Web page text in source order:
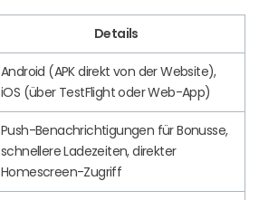
Details
Android (APK direkt von der Website),
iOS (über TestFlight oder Web-App)
Push-Benachrichtigungen für Bonusse,
schnellere Ladezeiten, direkter
Homescreen-Zugriff